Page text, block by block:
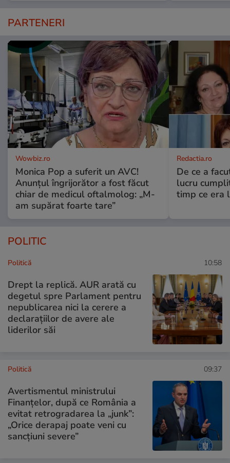
PARTENERI
Wowbiz.ro
Monica Pop a suferit un AVC!
Anunțul îngrijorător a fost făcut
chiar de medicul oftalmolog: „M-
am supărat foarte tare”
Redactia.ro
De ce a
lucru
timp ce era
POLITIC
Politică 10:58
Drept la replică. AUR arată cu
degetul spre Parlament pentru
nepublicarea nici la cerere a
declarațiilor de avere ale
liderilor săi
Politică 09:37
Avertismentul ministrului
Finanțelor, după ce România a
evitat retrogradarea la „junk”:
„Orice derapaj poate veni cu
sancțiuni severe”